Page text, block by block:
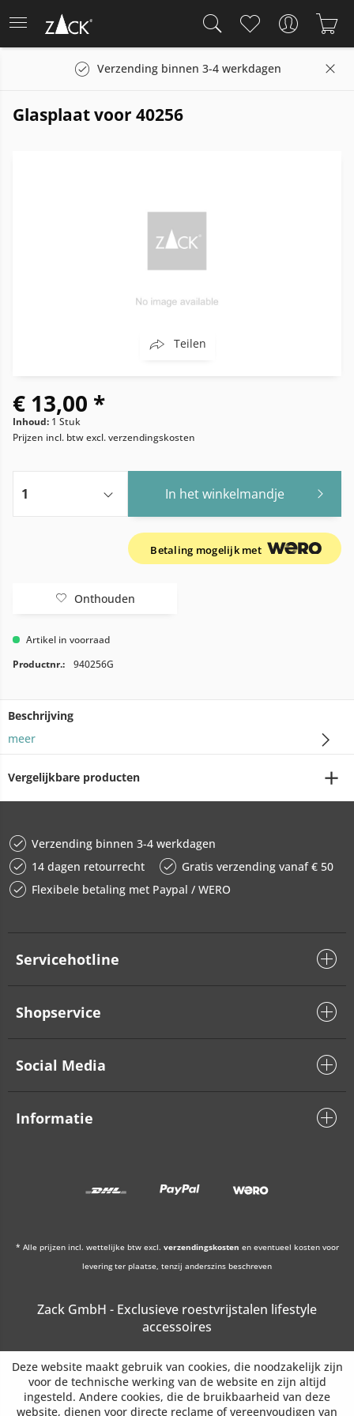
Verzending binnen 3-4 werkdagen
Glasplaat voor 40256
Teilen
€ 13,00 *
Inhoud: 1 Stuk
Prijzen incl. btwexcl. verzendingskosten
In het winkelmandje
Betaling mogelijk met
Onthouden
Artikel in voorraad
Productnr.:
940256G
Beschrijving
meer
Vergelijkbare producten
Verzending binnen 3-4 werkdagen
14 dagen retourrecht
Gratis verzending vanaf € 50
Flexibele betaling met Paypal / WERO
Servicehotline
Shopservice
Social Media
Informatie
* Alle prijzen incl. wettelijke btw excl. verzendingskosten en eventueel kosten voor
levering ter plaatse, tenzij anderszins beschreven
Zack GmbH - Exclusieve roestvrijstalen lifestyle
accessoires
Deze website maakt gebruik van cookies, die noodzakelijk zijn
voor de technische werking van de website en zijn altijd
ingesteld. Andere cookies, die de bruikbaarheid van deze
website, dienen voor directe reclame of vereenvoudigen van